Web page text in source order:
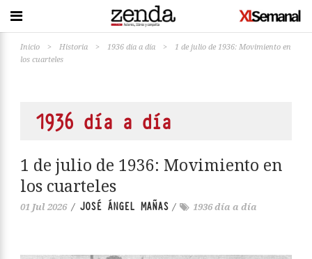
Inicio > Historia > 1936 día a día >
1 de julio de 1936: Movimiento en
los cuarteles
1936 día a día
1 de julio de 1936: Movimiento en
los cuarteles
01 Jul 2026 / JOSÉ ÁNGEL MAÑAS / 1936 día a día